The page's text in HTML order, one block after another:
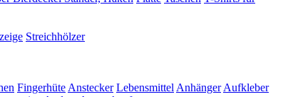
Streichhölzer
Fingerhüte Anstecker Lebensmittel Anhänger Aufkleber